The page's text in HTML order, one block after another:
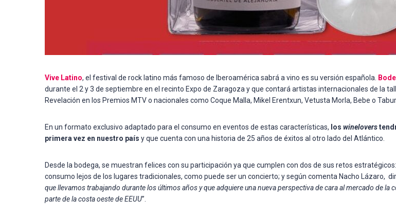
Vive Latino, el festival de rock latino más famoso de Iberoamérica sabrá a vino es su versión española.
durante el 2 y 3 de septiembre en el recinto Expo de Zaragoza y que contará artistas internacionales de la
Revelación en los Premios MTV o nacionales como Coque Malla, Mikel Erentxun, Vetusta Morla, Bebe o
En un formato exclusivo adaptado para el consumo en eventos de estas características, los winelovers
primera vez en nuestro país y que cuenta con una historia de 25 años de éxitos al otro lado del Atlántico.
Desde la bodega, se muestran felices con su participación ya que cumplen con dos de sus retos
consumo lejos de los lugares tradicionales, como puede ser un concierto; y según comenta Nacho Lázaro,
que llevamos trabajando durante los últimos años y que adquiere una nueva perspectiva de cara al mercado de
parte de la costa oeste de EEUU”.